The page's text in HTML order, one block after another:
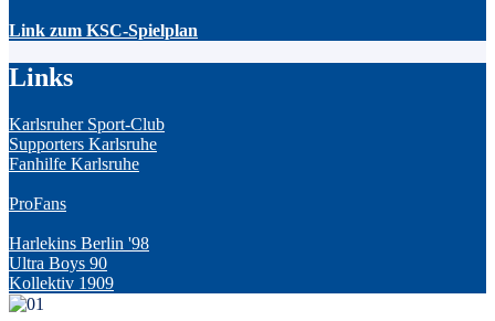
Link zum KSC-Spielplan
Links
Karlsruher Sport-Club
Supporters Karlsruhe
Fanhilfe Karlsruhe
ProFans
Harlekins Berlin '98
Ultra Boys 90
Kollektiv 1909